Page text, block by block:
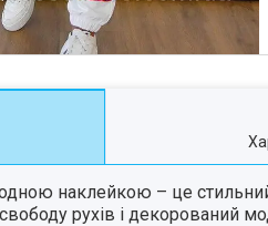
наклейкою – це стильний
рухів і декорований